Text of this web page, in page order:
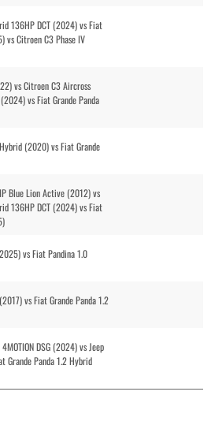
136HP DCT (2024) vs Fiat
vs Citroen C3 Phase IV
vs Citroen C3 Aircross
vs Fiat Grande Panda
(2020) vs Fiat Grande
Blue Lion Active (2012) vs
136HP DCT (2024) vs Fiat
vs Fiat Pandina 1.0
vs Fiat Grande Panda 1.2
DSG (2024) vs Jeep
Grande Panda 1.2 Hybrid